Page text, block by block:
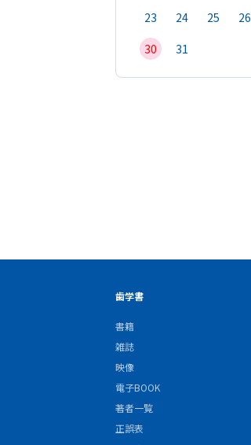
23
24 25 26
30
31
歯学書
書籍
雑誌
映像
電子BOOK
著者一覧
正誤表